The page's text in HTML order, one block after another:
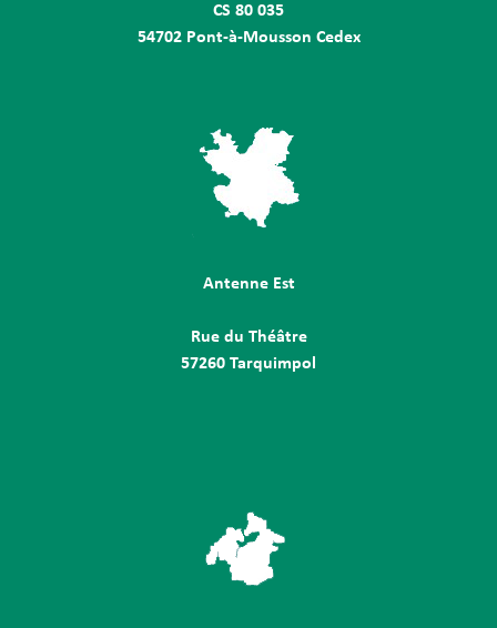
CS 80 035
54702 Pont-à-Mousson Cedex
Antenne Est
Rue du Théâtre
57260 Tarquimpol